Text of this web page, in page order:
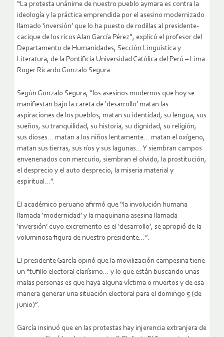
“La protesta unánime de nuestro pueblo aymara es contra la
ideología y la práctica emprendida por el asesino modernizado
llamado ‘inversión’ que lo ha puesto de rodillas al presidente-
cacique de los ricos Alan García Pérez”, explicó el profesor del
Departamento de Humanidades, Sección Lingüística y
Literatura, de la Pontificia Universidad Católica del Perú – Lima
Roger Ricardo Gonzalo Segura.
Según Gonzalo Segura, “los asesinos modernos que hoy se
manifiestan bajo la careta de ‘desarrollo’ matan las
aspiraciones de los pueblos, matan su identidad, su lengua, sus
sueños, su tranquilidad, su historia, su dignidad, su religión,
sus dioses… matan a los niños lentamente… matan el oxígeno,
matan sus tierras, sus ríos y sus lagunas… Y siembran campos
envenenados con mercurio, siembran el olvido, la prostitución,
el desprecio y el auto desprecio, la miseria material y
espiritual…”.
El académico peruano afirmó que “la involución humana
llamada ‘modernidad’ y la maquinaria asesina llamada
‘inversión’ cuyo excremento es el ‘desarrollo’, se apropió de la
voluminosa figura de nuestro presidente…”.
El presidente García opinó que la movilización campesina tiene
un “tufillo electoral clarísimo… y lo que están buscando unas
malas personas es que haya alguna víctima o muertos y de esa
manera generar una situación electoral para el domingo 5 (de
junio)”.
García insinuó que en las protestas hay injerencia extranjera de